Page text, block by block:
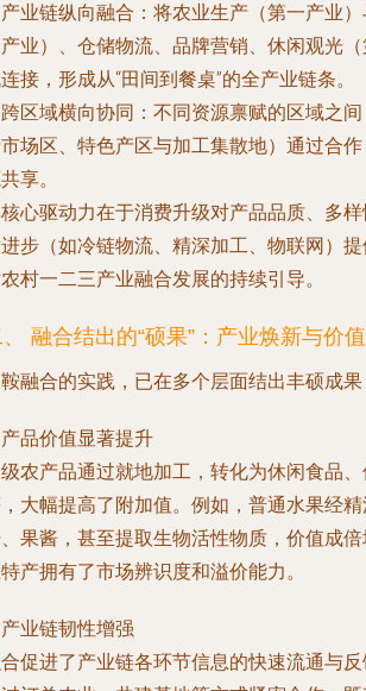
产业链纵向融合 ：将农业生产（第一产业
业）、仓储物流、品牌营销、休闲观光
接，形成从“田间到餐桌”的全产业链条。
跨区域横向协同 ：不同资源禀赋的区域之
场区、特色产区与加工集散地）通过合
享。
心驱动力在于消费升级对产品品质、多
步（如冷链物流、精深加工、物联网）
村一二三产业融合发展的持续引导。
融合结出的“硕果”：产业焕新与价
融合的实践，已在多个层面结出丰硕成果
品价值显著提升
农产品通过就地加工，转化为休闲食品
大幅提高了附加值。例如，普通水果经
果酱，甚至提取生物活性物质，价值成
产拥有了市场辨识度和溢价能力。
业链韧性增强
促进了产业链各环节信息的快速流通与